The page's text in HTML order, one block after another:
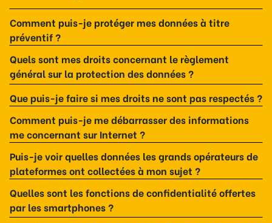
Comment puis-je protéger mes données à titre
préventif ?
Quels sont mes droits concernant le règlement
général sur la protection des données ?
Que puis-je faire si mes droits ne sont pas respectés ?
Comment puis-je me débarrasser des informations
me concernant sur Internet ?
Puis-je voir quelles données les grands opérateurs de
plateformes ont collectées à mon sujet ?
Quelles sont les fonctions de confidentialité offertes
par les smartphones ?